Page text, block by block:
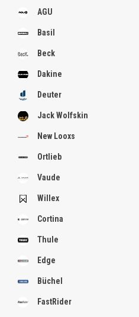
AGU
Basil
Beck
Dakine
Deuter
Jack Wolfskin
New Looxs
Ortlieb
Vaude
Willex
Cortina
Thule
Edge
Büchel
FastRider